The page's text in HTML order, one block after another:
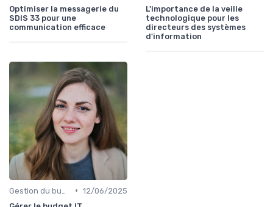
Optimiser la messagerie du
SDIS 33 pour une
communication efficace
L'importance de la veille
technologique pour les
directeurs des systèmes
d'information
• 12/06/2025